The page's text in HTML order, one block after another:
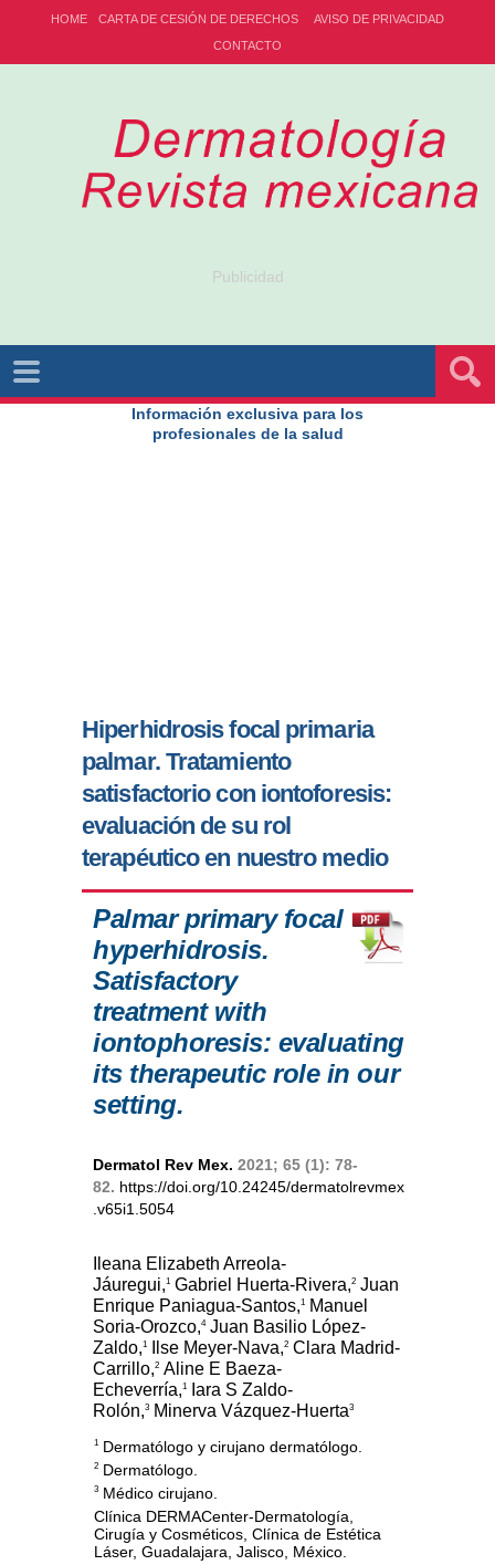
HOME CARTA DE CESIÓN DE DERECHOS
AVISO DE PRIVACIDAD
CONTACTO
Publicidad
Información exclusiva para los
profesionales de la salud
Hiperhidrosis focal primaria
palmar. Tratamiento
satisfactorio con iontoforesis:
evaluación de su rol
terapéutico en nuestro medio
Palmar primary focal
hyperhidrosis.
Satisfactory
treatment with
iontophoresis: evaluating
its therapeutic role in our
setting.
Dermatol Rev Mex. 2021; 65 (1): 78-
82. https://doi.org/10.24245/dermatolrevmex
.v65i1.5054
Ileana Elizabeth Arreola-
Jáuregui,1 Gabriel Huerta-Rivera,2 Juan
Enrique Paniagua-Santos,1
Manuel
Soria-Orozco,4Juan Basilio López-
Zaldo,1 Ilse Meyer-Nava,2 Clara Madrid-
Carrillo,2 Aline E Baeza-
Echeverría,1
Iara S Zaldo-
Rolón,3 Minerva Vázquez-Huerta3
1 Dermatólogo y cirujano dermatólogo.
2 Dermatólogo.
3 Médico cirujano.
Clínica DERMACenter-Dermatología,
Cirugía y Cosméticos, Clínica de Estética
Láser, Guadalajara, Jalisco, México.